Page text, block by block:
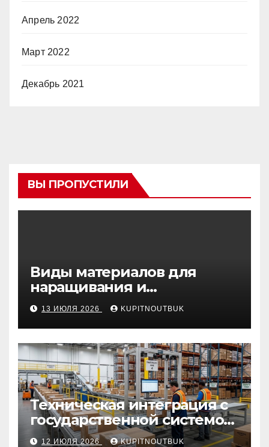
Апрель 2022
Март 2022
Декабрь 2021
ВЫ ПРОПУСТИЛИ
Виды материалов для
наращивания и
моделирования ногтей
13 ИЮЛЯ 2026 KUPITNOUTBUK
Техническая интеграция с
государственной системой
«Честный знак
12 ИЮЛЯ 2026 KUPITNOUTBUK